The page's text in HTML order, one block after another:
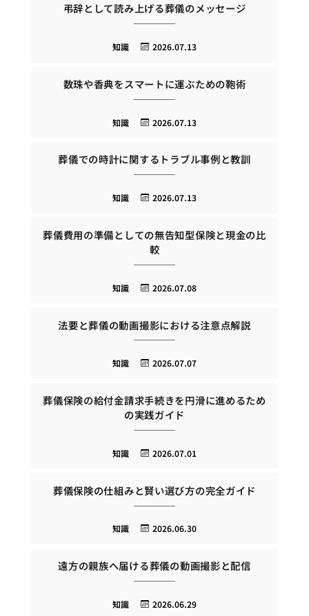
弔辞として読み上げる葬儀のメッセージ
2026.07.13
知識
数珠や香典をスマートに運ぶための鞄術
2026.07.13
知識
葬儀での時計に関するトラブル事例と教訓
2026.07.13
知識
葬儀費用の準備としての無告知型保険と現金の比
較
2026.07.08
知識
法要と葬儀の動画撮影における注意点解説
2026.07.07
知識
葬儀保険の給付金請求手続きを円滑に進めるため
の実践ガイド
2026.07.01
知識
葬儀保険の仕組みと賢い選び方の完全ガイド
2026.06.30
知識
遠方の親族へ届ける葬儀の動画撮影と配信
2026.06.29
知識